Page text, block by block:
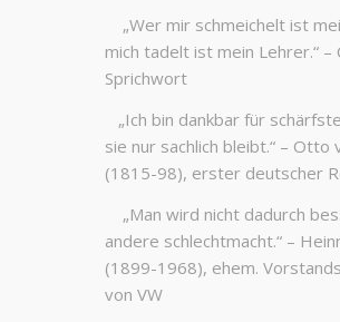
„Wer mir schmeichelt ist
mich tadelt ist mein Lehrer.“ –
Sprichwort
„Ich bin dankbar für
sie nur sachlich bleibt.“ – Otto
(1815-98), erster deutscher
„Man wird nicht dadurch
andere schlechtmacht.“ –
(1899-1968), ehem.
von VW